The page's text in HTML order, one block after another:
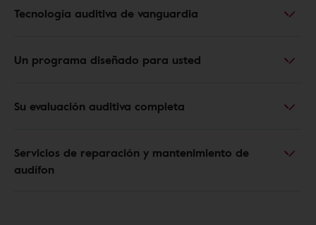
Tecnología auditiva de vanguardia
Un programa diseñado para usted
Su evaluación auditiva completa
Servicios de reparación y mantenimiento de
audífon